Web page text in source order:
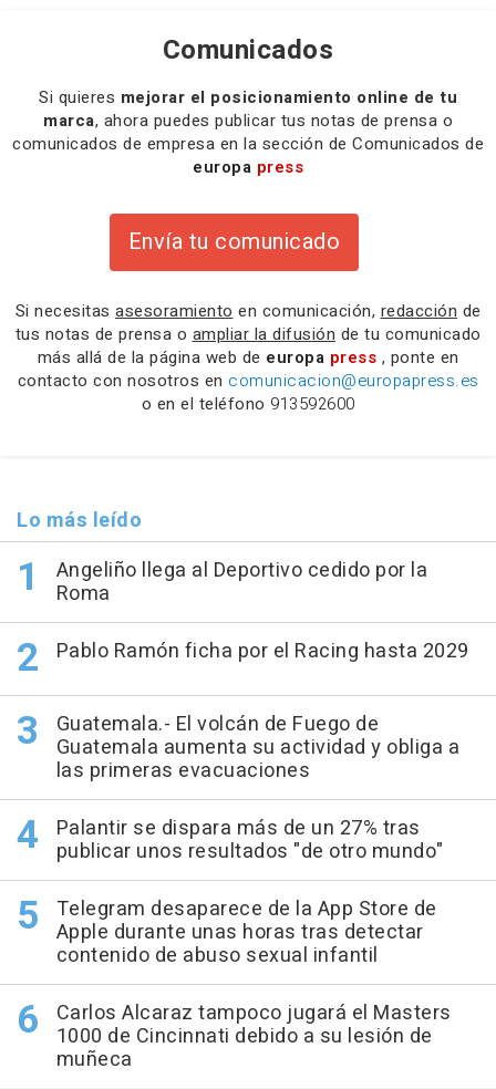
Comunicados
Si quieres mejorar el posicionamiento online de tu
marca, ahora puedes publicar tus notas de prensa o
comunicados de empresa en la sección de Comunicados de
europa press
Envía tu comunicado
Si necesitas asesoramiento en comunicación, redacción de
tus notas de prensa o ampliar la difusión de tu comunicado
más allá de la página web de europa press , ponte en
contacto con nosotros en comunicacion@europapress.es
o en el teléfono 913592600
Lo más leído
Angeliño llega al Deportivo cedido por la
Roma
Pablo Ramón ficha por el Racing hasta 2029
Guatemala.- El volcán de Fuego de
Guatemala aumenta su actividad y obliga a
las primeras evacuaciones
Palantir se dispara más de un 27% tras
publicar unos resultados "de otro mundo"
Telegram desaparece de la App Store de
Apple durante unas horas tras detectar
contenido de abuso sexual infantil
Carlos Alcaraz tampoco jugará el Masters
1000 de Cincinnati debido a su lesión de
muñeca